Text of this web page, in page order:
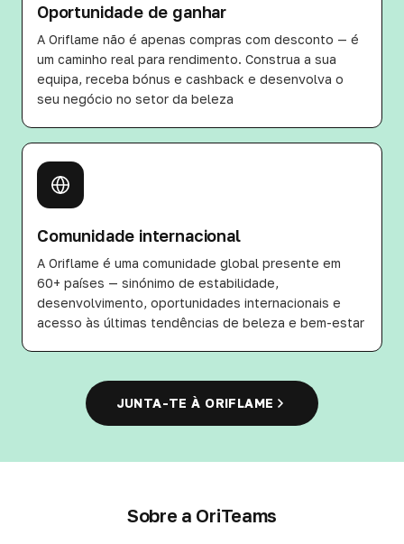
Oportunidade de ganhar
A Oriflame não é apenas compras com desconto — é
um caminho real para rendimento. Construa a sua
equipa, receba bónus e cashback e desenvolva o
seu negócio no setor da beleza
Comunidade internacional
A Oriflame é uma comunidade global presente em
60+ países — sinónimo de estabilidade,
desenvolvimento, oportunidades internacionais e
acesso às últimas tendências de beleza e bem-estar
JUNTA-TE À ORIFLAME
Sobre a OriTeams